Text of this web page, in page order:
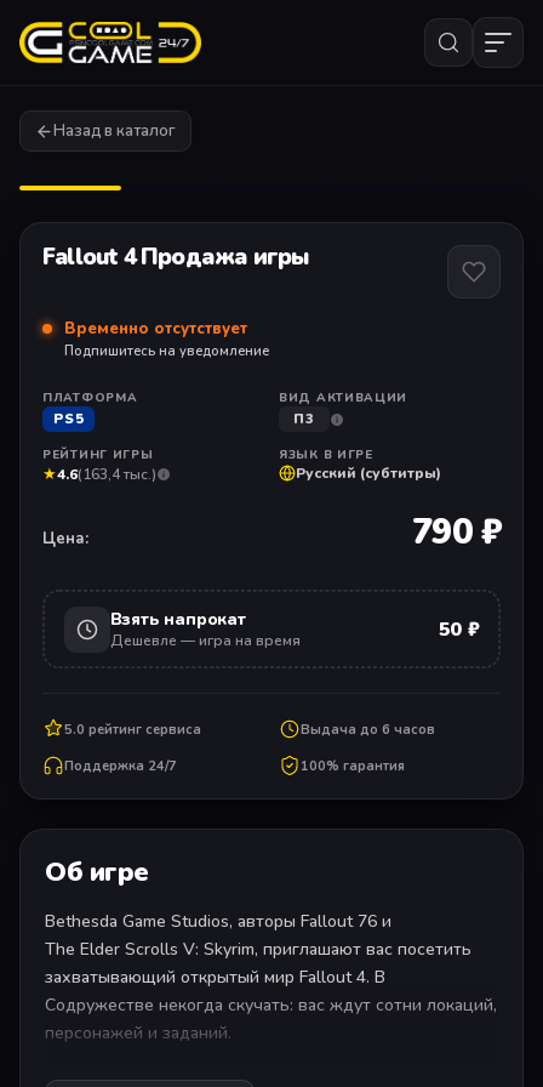
Назад в каталог
Fallout 4 Продажа игры
Временно отсутствует
Подпишитесь на уведомление
ПЛАТФОРМА
PS5
ВИД АКТИВАЦИИ
П3
РЕЙТИНГ ИГРЫ
★4.6(163,4 тыс.)
ЯЗЫК В ИГРЕ
Русский (субтитры)
Цена: 790 ₽
Взять напрокат
Дешевле — игра на время 50 ₽
5.0 рейтинг сервиса
Выдача до 6 часов
Поддержка 24/7
100% гарантия
Об игре
Bethesda Game Studios, авторы Fallout 76 и
The Elder Scrolls V: Skyrim, приглашают вас посетить
захватывающий открытый мир Fallout 4. В
Содружестве некогда скучать: вас ждут сотни локаций,
персонажей и заданий.